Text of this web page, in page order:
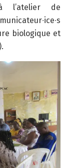
l’atelier de
biologique et